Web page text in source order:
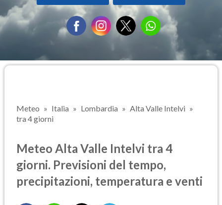
Meteo Italia Lombardia
Alta Valle Intelvi
tra 4 giorni
Meteo Alta Valle Intelvi tra 4
giorni. Previsioni del tempo,
precipitazioni, temperatura e venti